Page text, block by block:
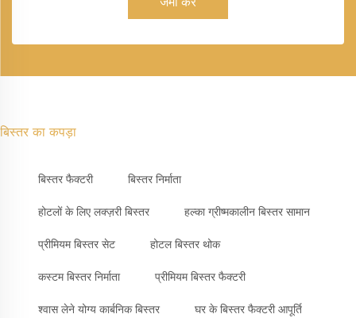
बिस्तर का कपड़ा
बिस्तर फैक्टरी बिस्तर निर्माता
होटलों के लिए लक्ज़री बिस्तर हल्का ग्रीष्मकालीन बिस्तर सामान
प्रीमियम बिस्तर सेट होटल बिस्तर थोक
कस्टम बिस्तर निर्माता प्रीमियम बिस्तर फैक्टरी
श्वास लेने योग्य कार्बनिक बिस्तर घर के बिस्तर फैक्टरी आपूर्ति